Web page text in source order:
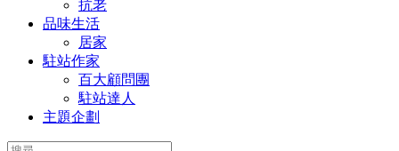
抗老
品味生活
居家
駐站作家
百大顧問團
駐站達人
主題企劃